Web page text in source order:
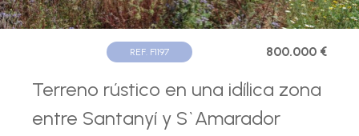
REF. F1197 800.000 €
Terreno rústico en una idílica zona
entre Santanyí y S`Amarador